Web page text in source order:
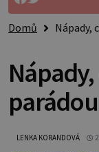
Domů Nápady,
parádou
LENKA KORANDOVÁ